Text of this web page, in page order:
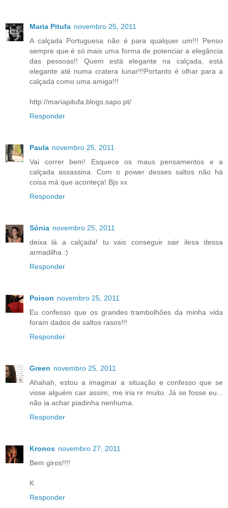
Maria Pitufa novembro 25, 2011
A calçada Portuguesa não é para qualquer um!!! Penso
sempre que é só mais uma forma de potenciar a elegância
das pessoas!! Quem está elegante na calçada, está
elegante até numa cratera lunar!!!Portanto é olhar para a
calçada como uma amiga!!!
http://mariapitufa.blogs.sapo.pt/
Responder
Paula novembro 25, 2011
Vai correr bem! Esquece os maus pensamentos e a
calçada assassina. Com o power desses saltos não há
coisa má que aconteça! Bjs xx
Responder
Sónia novembro 25, 2011
deixa lá a calçada! tu vais conseguir sair ilesa dessa
armadilha :)
Responder
Poison novembro 25, 2011
Eu confesso que os grandes trambolhões da minha vida
foram dados de saltos rasos!!!
Responder
Green novembro 25, 2011
Ahahah, estou a imaginar a situação e confesso que se
visse alguém cair assim, me iria rir muito. Já se fosse eu...
não ia achar piadinha nenhuma.
Responder
Kronos novembro 27, 2011
Bem giros!!!!
K
Responder